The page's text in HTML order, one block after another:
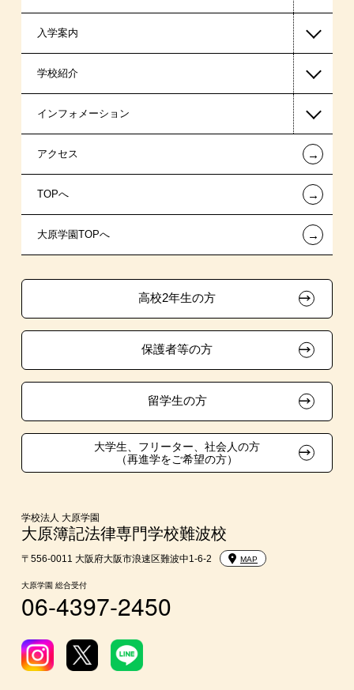
公認会計士・税理士系
ビジネス系
東京経営大学 学士取得コース
高等教育の修学支援新制度
日本学生支援機構の奨学金
日本政策金融公庫（国の教育ローン）
提携教育ローン
新聞奨学生
試験による特待生制度
クラブ特待生制度
吹奏楽部による特待生制度
入学案内
一般入学
AO入学制度
指定校推薦入学
特別推薦入学
推薦入学
生徒会活動推薦入学
自己推薦入学
東京経営大学への3年次編入学
大学・短大・公務員併願制度
親族紹介制度
2ヵ月簿記1級チャレンジクラス制度
学校紹介
在校生からあなたへ
夢を叶えた先輩たち
施設・研修所
学生寮・マンションのご案内
大原学園グループ案内
インフォメーション
お知らせ・新着情報
在校生へのお知らせ
各種証明書の発行ご希望の方
採用ご担当の方
アクセス ←
TOPへ ←
大原学園TOPへ ←
高校2年生の方
保護者等の方
留学生の方
大学生、フリーター、社会人の方
（再進学をご希望の方）
学校法人 大原学園
大原簿記法律専門学校難波校
〒556-0011 大阪府大阪市浪速区難波中1-6-2 MAP
大原学園 総合受付
06-4397-2450